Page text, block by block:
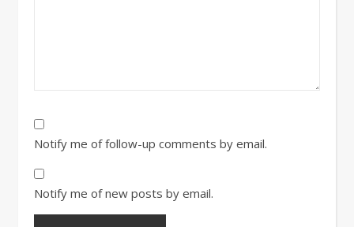
Notify me of follow-up comments by email.
Notify me of new posts by email.